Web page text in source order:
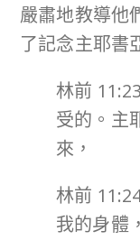
嚴肅地教導他
了記念主耶書
林前
受的。主
來，
林前
我的身體